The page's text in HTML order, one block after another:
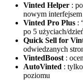
Vinted Helper :
nowym
Vinted Pro Plus :
po 5 użyciach/
Quick Sell for
odwiedzanych
VintedBoost :
AutoVinted :
poziomu